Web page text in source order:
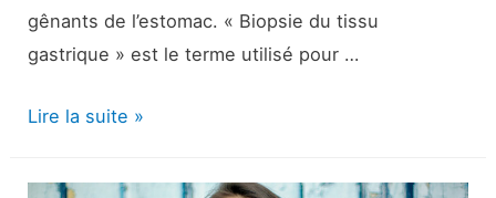
gênants de l’estomac. « Biopsie du tissu
gastrique » est le terme utilisé pour …
Biopsie
culture
Lire la suite »